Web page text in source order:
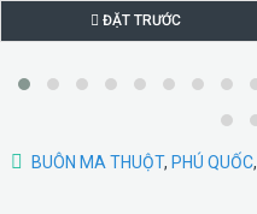
ĐẶT TRƯỚC
BUÔN MA THUỘT, PHÚ QUỐC,